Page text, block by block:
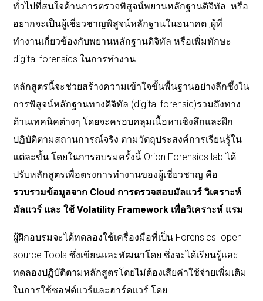
ทั่วไปที่สนใจด้านการตรวจพิสูจน์พยานหลักฐานดิจิทัล หรือ
อยากจะเป็นผู้เชี่ยวชาญพิสูจน์หลักฐานในอนาคต ,ผู้ที่
ทำงานเกี่ยวข้องกับพยานหลักฐานดิจิทัล หรือเพิ่มทักษะ
digital forensics ในการทำงาน
หลักสูตรนี้จะช่วยสร้างความเข้าใจขั้นพื้นฐานอย่างลึกซึ้งใน
การพิสูจน์หลักฐานทางดิจิทัล (digital forensic)รวมถึงทาง
ด้านเทคนิคต่างๆ โดยจะครอบคลุมเนื้อหาเชิงลึกและฝึก
ปฏิบัติตามสถานการณ์จริง ตามวัตถุประสงค์การเรียนรู้ใน
แต่ละขั้น โดยในการอบรมครั้งนี้ Orion Forensics lab ได้
ปรับหลักสูตรเพื่อตรงการทำงานของผู้เชี่ยวชาญ คือ
รวบรวมข้อมูลจาก Cloud การตรวจสอบมัลแวร์ วิเคราะห์
มัลแวร์ และ ใช้ Volatility Framework เพื่อวิเคราะห์ แรม
ผู้ฝึกอบรมจะได้ทดลองใช้เครื่องมือที่เป็น Forensics open
source Tools ซึ่งเขียนและพัฒนาโดย ซึ่งจะได้เรียนรู้และ
ทดลองปฏิบัติตามหลักสูตรโดยไม่ต้องเสียค่าใช้จ่ายเพิ่มเติม
ในการใช้ซอฟต์แวร์และฮาร์ดแวร์ โดย